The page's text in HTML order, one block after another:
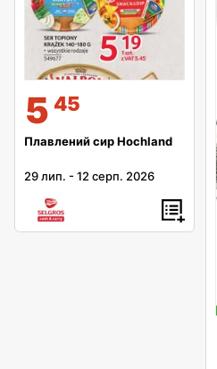
5 45
Плавлений сир Hochland
29 лип. -12 серп. 2026